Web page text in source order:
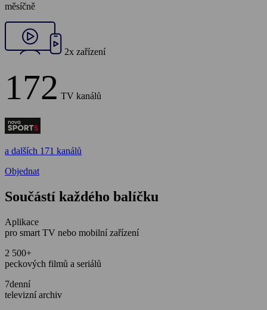
měsíčně
2x zařízení
172 TV kanálů
a dalších 171 kanálů
Objednat
Součástí každého balíčku
Aplikace
pro smart TV nebo mobilní zařízení
2 500+
peckových filmů a seriálů
7denní
televizní archiv